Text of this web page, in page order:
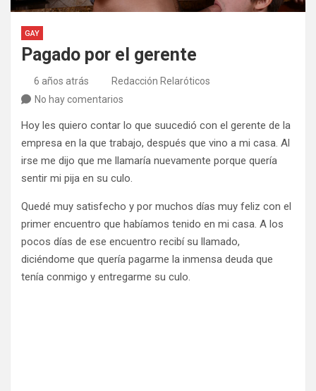
GAY
Pagado por el gerente
6 años atrás
Redacción Relaróticos
No hay comentarios
Hoy les quiero contar lo que suucedió con el gerente de la
empresa en la que trabajo, después que vino a mi casa. Al
irse me dijo que me llamaría nuevamente porque quería
sentir mi pija en su culo.
Quedé muy satisfecho y por muchos días muy feliz con el
primer encuentro que habíamos tenido en mi casa. A los
pocos días de ese encuentro recibí su llamado,
diciéndome que quería pagarme la inmensa deuda que
tenía conmigo y entregarme su culo.